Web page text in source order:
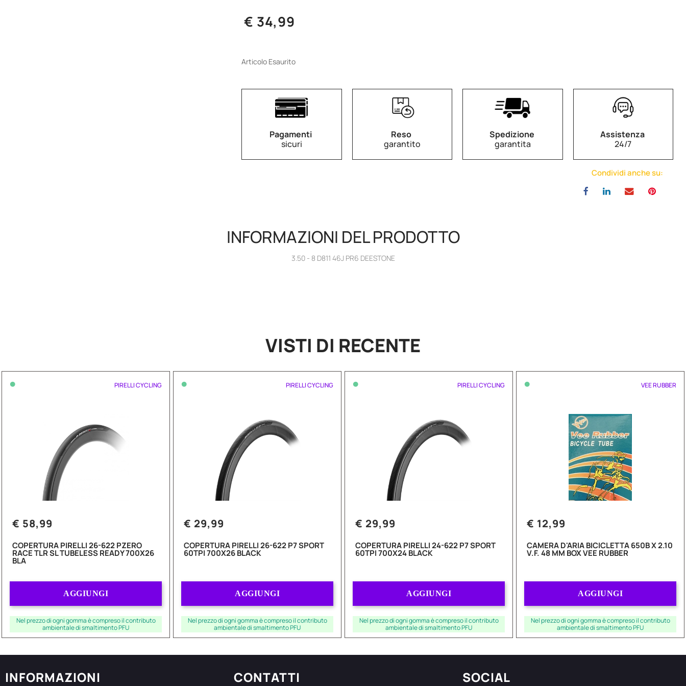
€ 34,99
Articolo Esaurito
Pagamenti
sicuri
Reso
garantito
Spedizione
garantita
Assistenza
24/7
Condividi anche su:
INFORMAZIONI DEL PRODOTTO
3.50 - 8 D811 46J PR6 DEESTONE
VISTI DI RECENTE
• PIRELLI CYCLING
€ 58,99
COPERTURA PIRELLI 26-622 PZERO
RACE TLR SL TUBELESS READY 700X26
BLA
AGGIUNGI
Nel prezzo di ogni gomma è compreso il contributo
ambientale di smaltimento PFU
• PIRELLI CYCLING
€ 29,99
COPERTURA PIRELLI 26-622 P7 SPORT
60TPI 700X26 BLACK
AGGIUNGI
Nel prezzo di ogni gomma è compreso il contributo
ambientale di smaltimento PFU
• PIRELLI CYCLING
€ 29,99
COPERTURA PIRELLI 24-622 P7 SPORT
60TPI 700X24 BLACK
AGGIUNGI
Nel prezzo di ogni gomma è compreso il contributo
ambientale di smaltimento PFU
• VEE RUBBER
€ 12,99
CAMERA D'ARIA BICICLETTA 650B X 2.10
V.F. 48 MM BOX VEE RUBBER
AGGIUNGI
Nel prezzo di ogni gomma è compreso il contributo
ambientale di smaltimento PFU
INFORMAZIONI CONTATTI SOCIAL